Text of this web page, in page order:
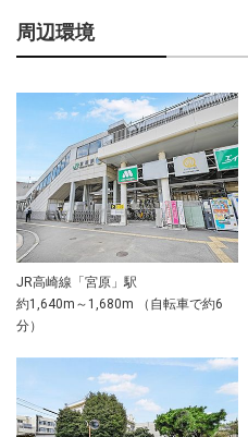
周辺環境
JR高崎線「宮原」駅
約1,640m～1,680m （自転車で約6
分）